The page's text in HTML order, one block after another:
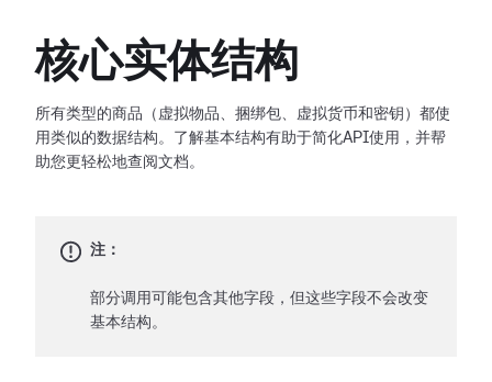
核心实体结构
所有类型的商品（虚拟物品、捆绑包、虚拟货币和密钥）都使
用类似的数据结构。了解基本结构有助于简化API使用，并帮
助您更轻松地查阅文档。
注：
部分调用可能包含其他字段，但这些字段不会改变
基本结构。